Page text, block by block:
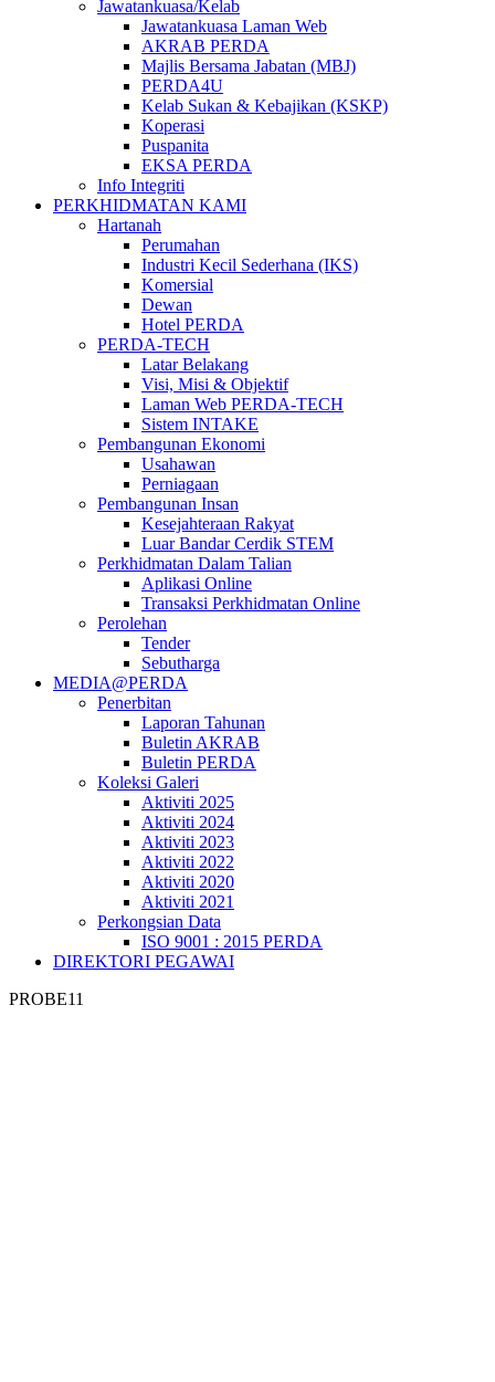
Jawatankuasa/Kelab
Jawatankuasa Laman Web
AKRAB PERDA
Majlis Bersama Jabatan (MBJ)
PERDA4U
Kelab Sukan & Kebajikan (KSKP)
Koperasi
Puspanita
EKSA PERDA
Info Integriti
PERKHIDMATAN KAMI
Hartanah
Perumahan
Industri Kecil Sederhana (IKS)
Komersial
Dewan
Hotel PERDA
PERDA-TECH
Latar Belakang
Visi, Misi & Objektif
Laman Web PERDA-TECH
Sistem INTAKE
Pembangunan Ekonomi
Usahawan
Perniagaan
Pembangunan Insan
Kesejahteraan Rakyat
Luar Bandar Cerdik STEM
Perkhidmatan Dalam Talian
Aplikasi Online
Transaksi Perkhidmatan Online
Perolehan
Tender
Sebutharga
MEDIA@PERDA
Penerbitan
Laporan Tahunan
Buletin AKRAB
Buletin PERDA
Koleksi Galeri
Aktiviti 2025
Aktiviti 2024
Aktiviti 2023
Aktiviti 2022
Aktiviti 2020
Aktiviti 2021
Perkongsian Data
ISO 9001 : 2015 PERDA
DIREKTORI PEGAWAI